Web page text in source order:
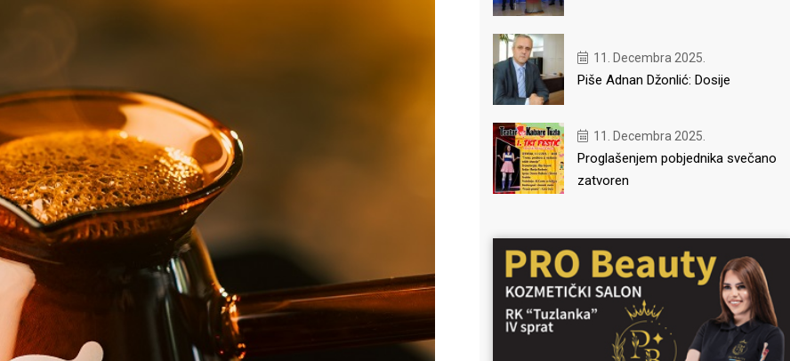
11. Decembra 2025.
Piše Adnan Džonlić: Dosije
11. Decembra 2025.
Proglašenjem pobjednika svečano
zatvoren